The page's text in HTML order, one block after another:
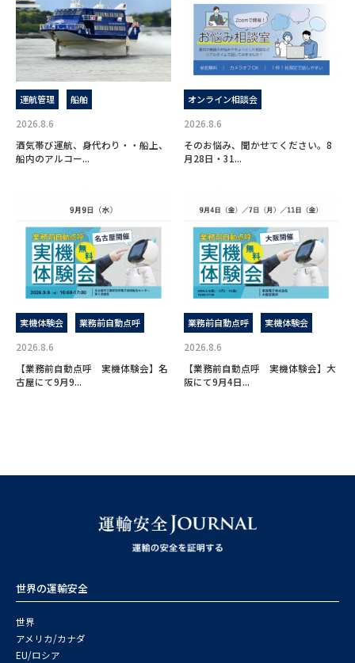
運航管理 船舶
2026.8.6
酒気帯び運航、身代わり・・船上、
船内のアルコー...
オンライン相談会
2026.8.6
そのお悩み、聞かせてください。8
月28日・31...
実機体験会 業務前自動点呼
2026.8.6
【業務前自動点呼 実機体験会】名
古屋にて9月9...
業務前自動点呼 実機体験会
2026.8.6
【業務前自動点呼 実機体験会】大
阪にて9月4日...
世界の運輸安全
世界
アメリカ/カナダ
EU/ロシア